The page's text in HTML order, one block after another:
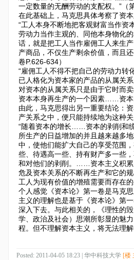
一定数量的无酬劳动的支配权。”（
在此基础上，马克思具体考察了资
“工人本身不断地把客观财富当作资
劳动力当作主观的、同他本身物化
话，就是把工人当作雇佣工人来生
产商品，不仅生产剩余价值，而且
卷P.626-634）
“雇佣工人不得不把自己的劳动力转
已人格化为资本家的产品的从属关
对资本的从属关系只是由于它时而
资本本身再生产的一个因素……资本
由此，马克思得出另一重要结论：
产关系之中，便只能持续地为这种
“随着资本的增长……资本的剥削和
所生产的日益增加的并且越来越多
中，使他们能扩大自己的享受范围
些、待遇高一些、持有财产多一些
和对他们的剥削。……资本主义积累
危及资本关系的不断再生产和它的
工人为现有价值的增殖需要而存在
个人感觉《资本论》第一卷是马克
主义的理解也是基于《资本论》第
深入下去。与此相关的，《理性的
学、政治及社会）思潮所彰显的魅
程。但不理解资本主义，将无法理
Posted: 2011-04-05 18:23 | 华中科技大学 [楼